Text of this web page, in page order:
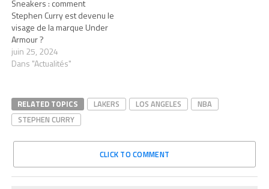
Sneakers : comment
Stephen Curry est devenu le
visage de la marque Under
Armour ?
juin 25, 2024
Dans "Actualités"
RELATED TOPICS LAKERS LOS ANGELES
NBA
STEPHEN CURRY
CLICK TO COMMENT